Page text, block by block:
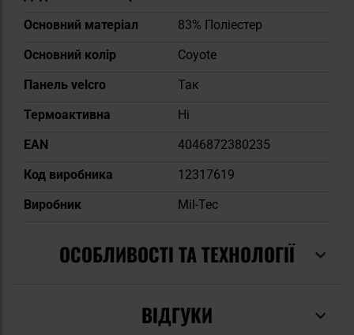
Основний матеріал
83% Поліестер
Основний колір
Coyote
Панель velcro
Так
Термоактивна
Ні
EAN
4046872380235
Код виробника
12317619
Виробник
Mil-Tec
ОСОБЛИВОСТІ ТА ТЕХНОЛОГІЇ
ВІДГУКИ